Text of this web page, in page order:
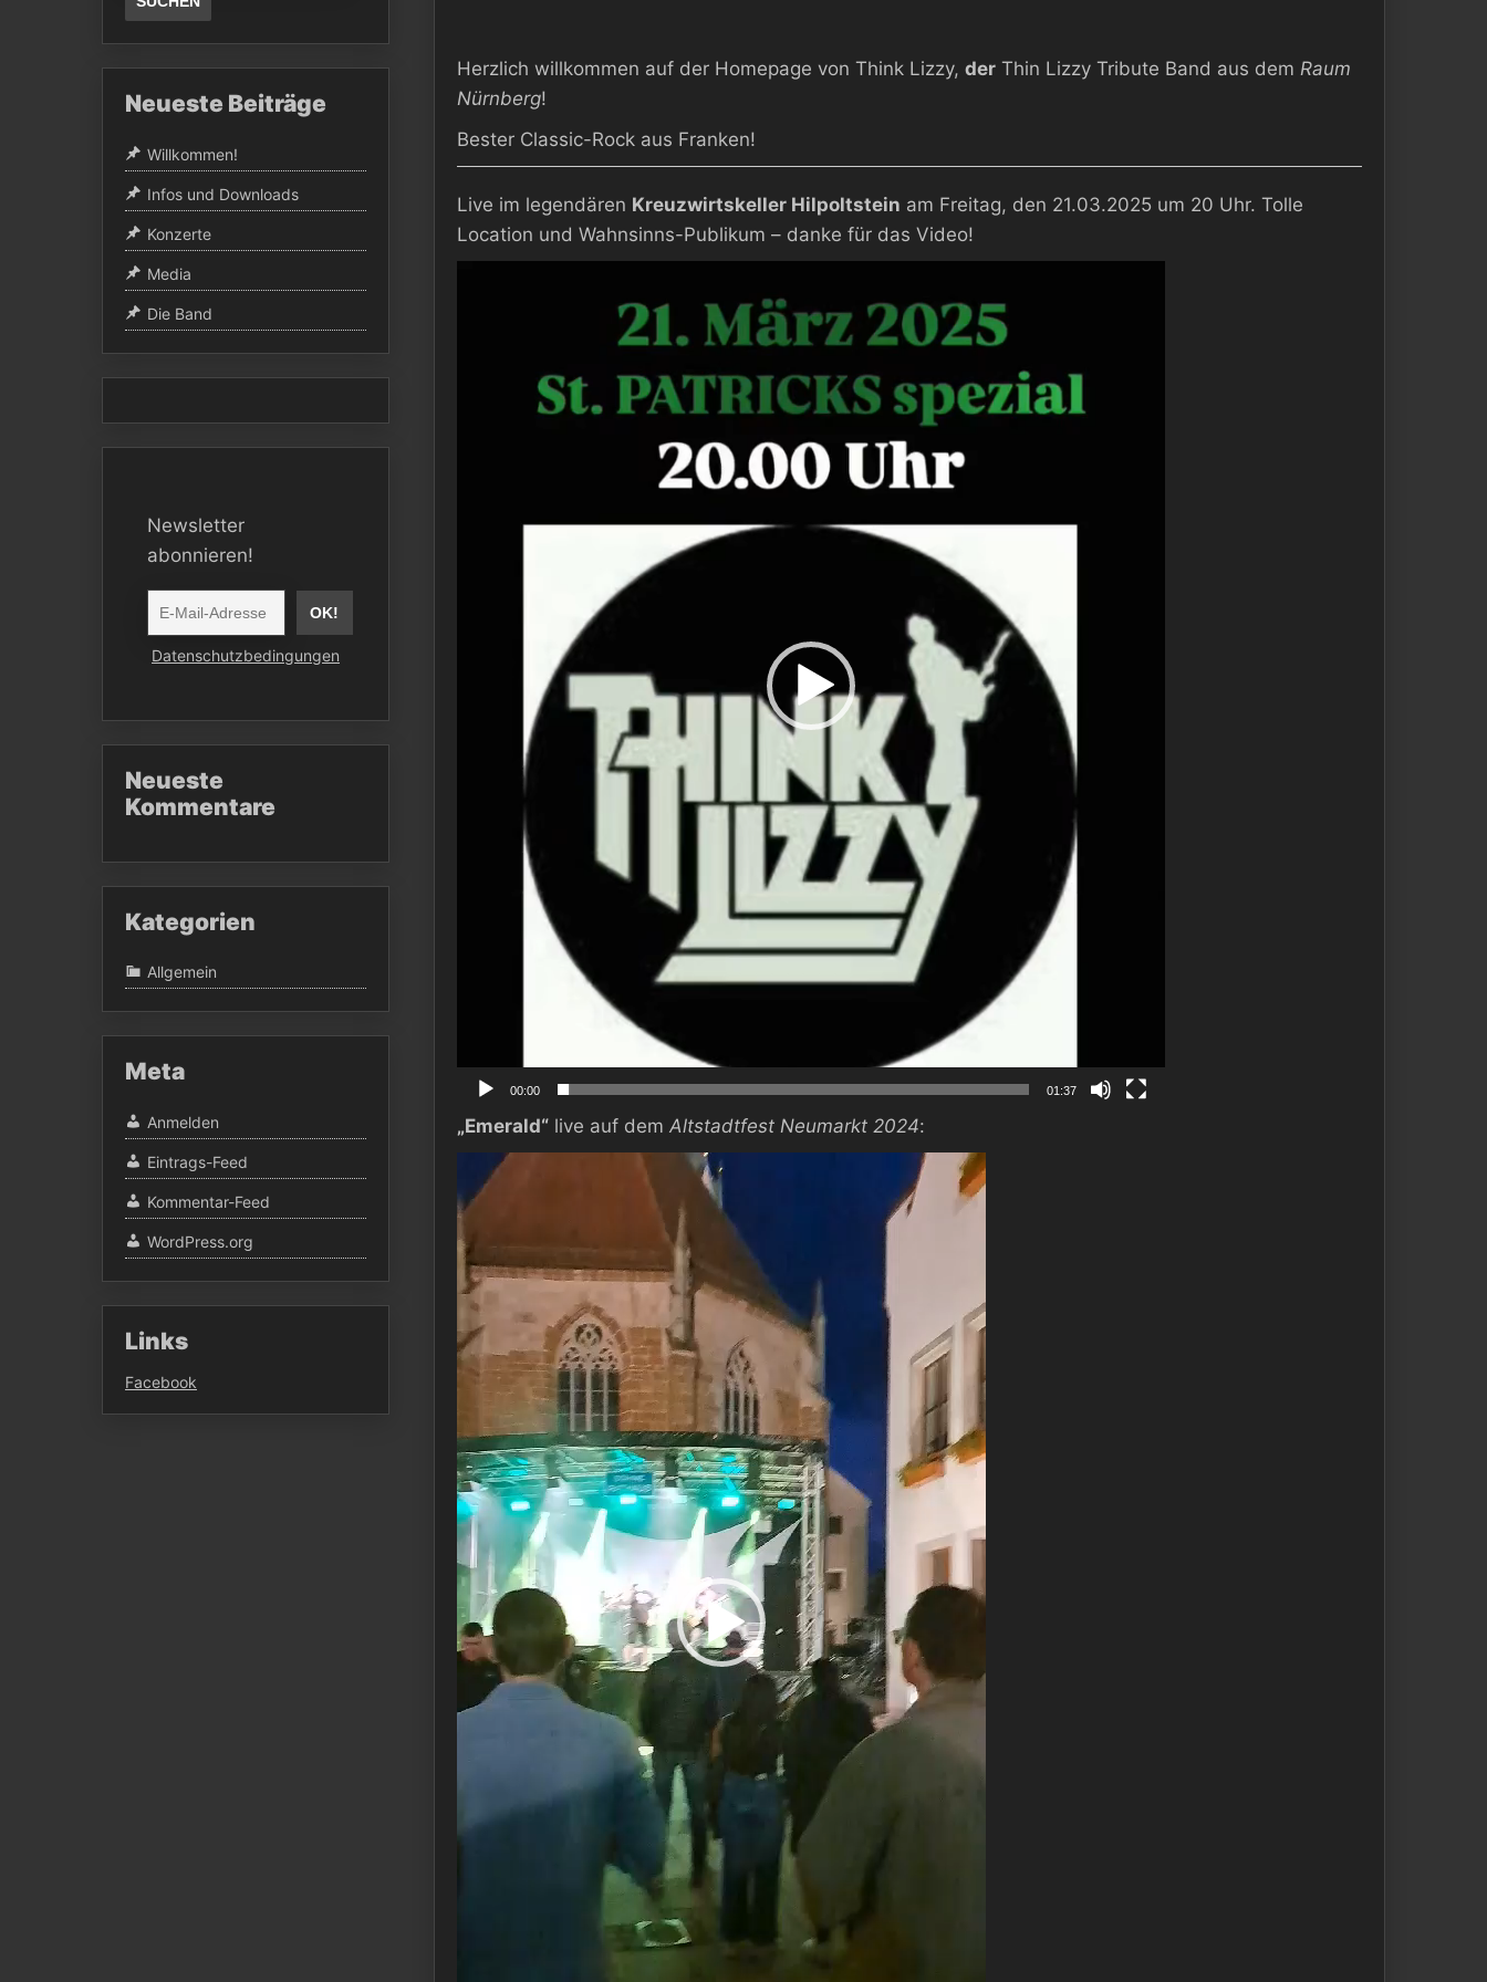
Herzlich willkommen auf der Homepage von Think Lizzy, der Thin Lizzy Tribute Band aus dem Raum
Nürnberg!
Bester Classic-Rock aus Franken!
Live im legendären Kreuzwirtskeller Hilpoltstein am Freitag, den 21.03.2025 um 20 Uhr. Tolle
Location und Wahnsinns-Publikum – danke für das Video!
00:00 01:37
„Emerald“ live auf dem Altstadtfest Neumarkt 2024:
Video-
Player
Neueste Beiträge
Willkommen!
Infos und Downloads
Konzerte
Media
Die Band
Newsletter
abonnieren!
Datenschutzbedingungen
Neueste
Kommentare
Kategorien
Allgemein
Meta
Anmelden
Eintrags-Feed
Kommentar-Feed
WordPress.org
Links
Facebook